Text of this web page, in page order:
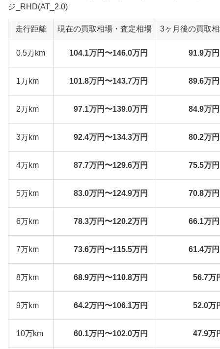
ジ_RHD(AT_2.0)
走行距離 現在の買取相場・査定相場 3ヶ月後の買取
0.5万km 104.1万円〜146.0万円 91.9万
1万km 101.8万円〜143.7万円 89.6万
2万km 97.1万円〜139.0万円 84.9万
3万km 92.4万円〜134.3万円 80.2万
4万km 87.7万円〜129.6万円 75.5万
5万km 83.0万円〜124.9万円 70.8万
6万km 78.3万円〜120.2万円 66.1万
7万km 73.6万円〜115.5万円 61.4万
8万km 68.9万円〜110.8万円 56.7万
9万km 64.2万円〜106.1万円 52.0万
10万km 60.1万円〜102.0万円 47.9万